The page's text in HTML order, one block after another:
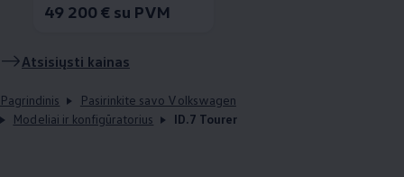
49 200 € su PVM
Atsisiųsti kainas
Pagrindinis
Pasirinkite savo Volkswagen
Modeliai ir konfigūratorius
ID.7 Tourer